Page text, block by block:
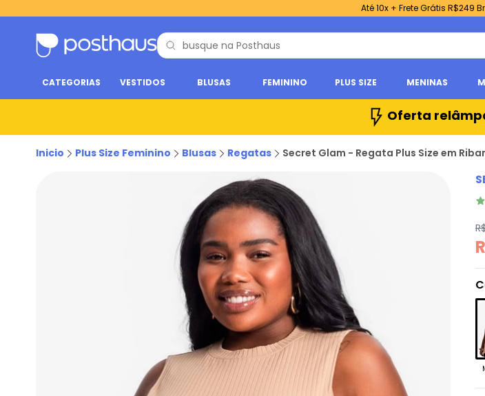
Até 10x + Frete Grátis R$249
CATEGORIAS VESTIDOS BLUSAS FEMININO PLUS SIZE MENINAS
Oferta
Inicio Plus Size Feminino Blusas Regatas Secret Glam - Regata Plus Size em